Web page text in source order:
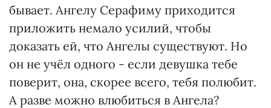
бывает. Ангелу Серафиму приходится
приложить немало усилий, чтобы
доказать ей, что Ангелы существуют. Но
он не учёл одного - если девушка тебе
поверит, она, скорее всего, тебя полюбит.
А разве можно влюбиться в Ангела?